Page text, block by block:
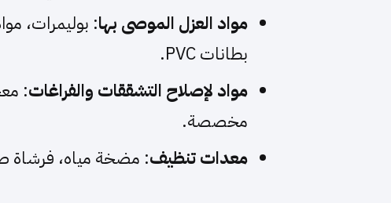
مواد العزل الموصى بها: بوليمرات،
بطانات PVC.
مواد لإصلاح التشققات والفراغات:
مخصصة.
معدات تنظيف: مضخة مياه، فرشاة